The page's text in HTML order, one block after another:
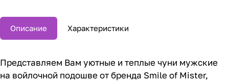
Описание Характеристики
Представляем Вам уютные и теплые чуни мужские
на войлочной подошве от бренда Smile of Mister,